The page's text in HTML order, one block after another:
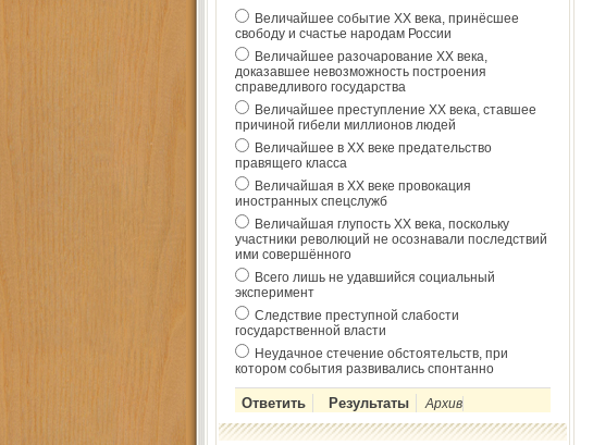
Величайшее событие ХХ века, принёсшее
свободу и счастье народам России
Величайшее разочарование ХХ века,
доказавшее невозможность построения
справедливого государства
Величайшее преступление ХХ века, ставшее
причиной гибели миллионов людей
Величайшее в ХХ веке предательство
правящего класса
Величайшая в ХХ веке провокация
иностранных спецслужб
Величайшая глупость ХХ века, поскольку
участники революций не осознавали последствий
ими совершённого
Всего лишь не удавшийся социальный
эксперимент
Следствие преступной слабости
государственной власти
Неудачное стечение обстоятельств, при
котором события развивались спонтанно
Архив